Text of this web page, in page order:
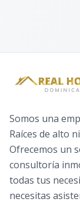
Somos una
Raíces de alto
Ofrecemos un
consultoría
todas tus
necesitas